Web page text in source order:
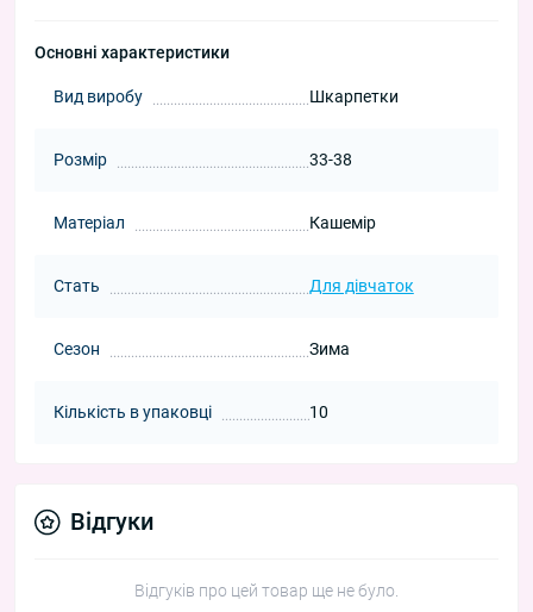
Основні характеристики
Вид виробу Шкарпетки
Розмір 33-38
Матеріал Кашемір
Стать Для дівчаток
Сезон Зима
Кількість в упаковці 10
Відгуки
Відгуків про цей товар ще не було.